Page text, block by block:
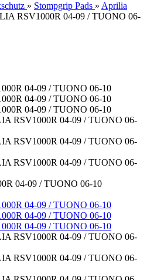
» Stompgrip Pads » Aprilia
RSV1000R 04-09 / TUONO 06-
04-09 / TUONO 06-10